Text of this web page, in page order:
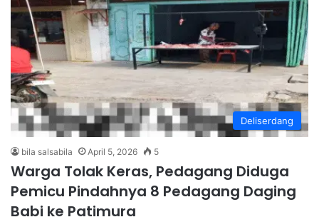
Deliserdang
bila salsabila April 5, 2026 5
Warga Tolak Keras, Pedagang Diduga
Pemicu Pindahnya 8 Pedagang Daging
Babi ke Patimura